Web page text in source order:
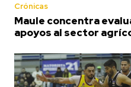
Crónicas
Maule concentra
apoyos al sector